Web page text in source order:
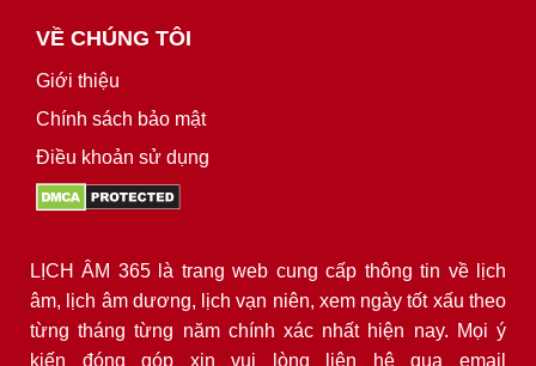
VỀ CHÚNG TÔI
Giới thiệu
Chính sách bảo mật
Điều khoản sử dụng
LỊCH ÂM 365 là trang web cung cấp thông tin về lịch
âm, lịch âm dương, lịch vạn niên, xem ngày tốt xấu theo
từng tháng từng năm chính xác nhất hiện nay. Mọi ý
kiến đóng góp xin vui lòng liên hệ qua email